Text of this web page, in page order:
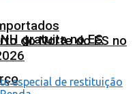
gratuita no ES
do Norte do ES no